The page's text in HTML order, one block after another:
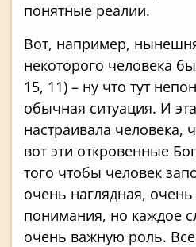
понятные реалии.
Вот, например,
некоторого человека
15, 11) – ну что тут
обычная ситуация. И
настраивала человека,
вот эти откровенные
того чтобы человек
очень наглядная, очень
понимания, но каждое
очень важную роль.